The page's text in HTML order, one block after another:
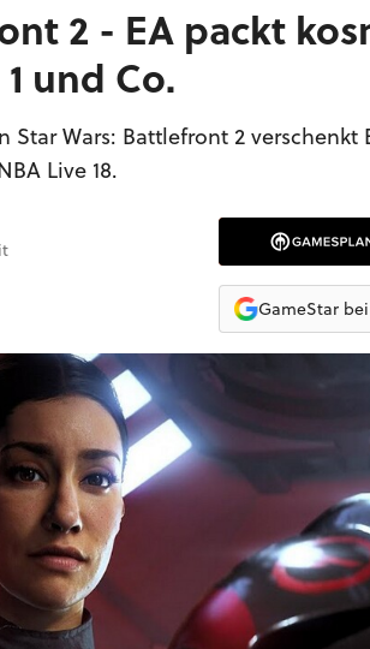
2 - EA packt
und Co.
Wars: Battlefront 2 verschenkt
Live 18.
GameStar